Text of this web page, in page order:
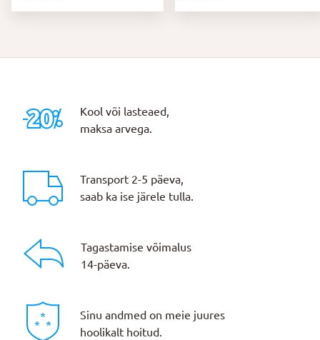
Kool või lasteaed,
maksa arvega.
Transport 2-5 päeva,
saab ka ise järele tulla.
Tagastamise võimalus
14-päeva.
Sinu andmed on meie juures
hoolikalt hoitud.